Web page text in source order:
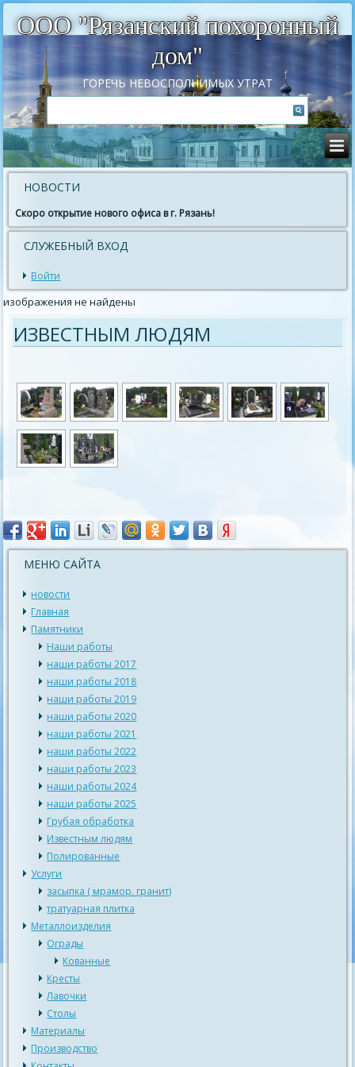
ООО "Рязанский похоронный
дом"
ГОРЕЧЬ НЕВОСПОЛНИМЫХ УТРАТ
НОВОСТИ
Скоро открытие нового офиса в г. Рязань!
СЛУЖЕБНЫЙ ВХОД
Войти
изображения не найдены
ИЗВЕСТНЫМ ЛЮДЯМ
МЕНЮ САЙТА
новости
Главная
Памятники
Наши работы
наши работы 2017
наши работы 2018
наши работы 2019
наши работы 2020
наши работы 2021
наши работы 2022
наши работы 2023
наши работы 2024
наши работы 2025
Грубая обработка
Известным людям
Полированные
Услуги
засыпка ( мрамор. гранит)
тратуарная плитка
Металлоизделия
Ограды
Кованные
Кресты
Лавочки
Столы
Материалы
Производство